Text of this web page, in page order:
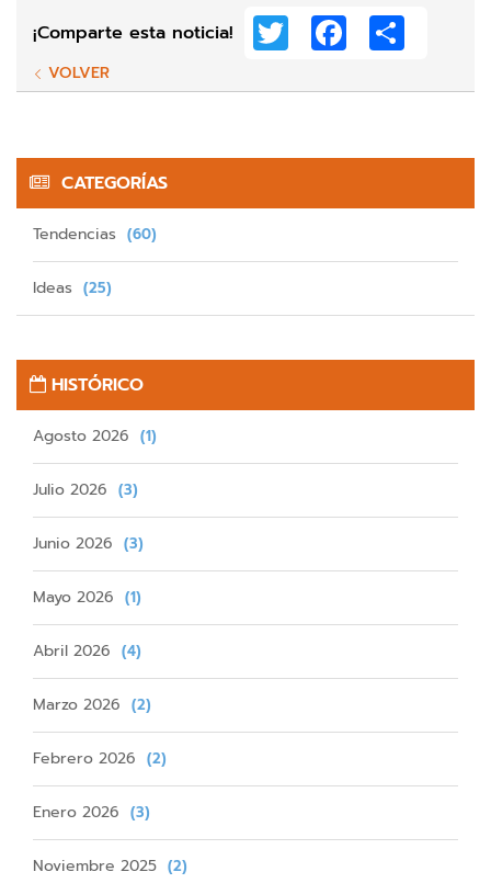
¡Comparte esta noticia! Twitter Facebook
VOLVER
CATEGORÍAS
Tendencias (60)
Ideas (25)
HISTÓRICO
Agosto 2026 (1)
Julio 2026 (3)
Junio 2026 (3)
Mayo 2026 (1)
Abril 2026 (4)
Marzo 2026 (2)
Febrero 2026 (2)
Enero 2026 (3)
Noviembre 2025 (2)